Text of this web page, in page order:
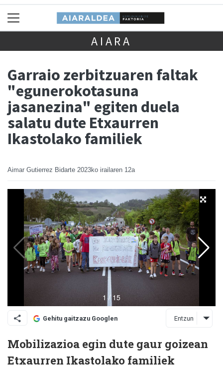
AIARA
Garraio zerbitzuaren faltak
"egunerokotasuna
jasanezina" egiten duela
salatu dute Etxaurren
Ikastolako familiek
Aimar Gutierrez Bidarte 2023ko irailaren 12a
Gehitu gaitzazu Googlen Entzun
Mobilizazioa egin dute gaur goizean
Etxaurren Ikastolako familiek